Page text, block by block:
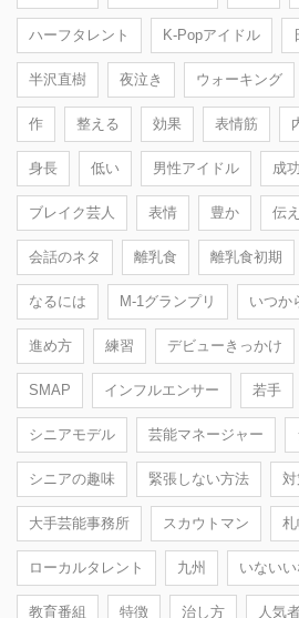
ハーフタレント K-Popアイドル
半沢直樹 夜泣き ウォーキング
作 整える 効果 表情筋
身長 低い 男性アイドル 成功
ブレイク芸人 表情 豊か 伝
会話のネタ 離乳食 離乳食初期
なるには M-1グランプリ いつか
進め方 練習 デビューきっかけ
SMAP インフルエンサー 若手
シニアモデル 芸能マネージャー
シニアの趣味 緊張しない方法 対
大手芸能事務所 スカウトマン
ローカルタレント 九州 いないい
教育番組 特徴 治し方 人気